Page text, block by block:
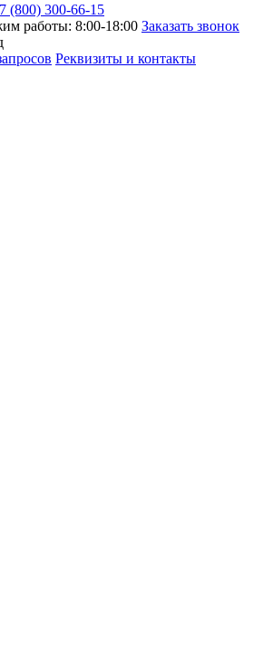
(800) 300-66-15
работы: 8:00-18:00 Заказать звонок
Реквизиты и контакты